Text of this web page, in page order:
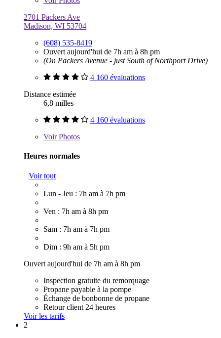
2701 Packers Ave
Madison, WI 53704
(608) 535-8419
Ouvert aujourd'hui de 7h am à 8h pm
(On Packers Avenue - just South of Northport Drive)
4 160 évaluations
Distance estimée
6,8 milles
4 160 évaluations
VoirPhotos
Heures normales
Voir tout
Lun - Jeu : 7h am à 7h pm
Ven : 7h am à 8h pm
Sam : 7h am à 7h pm
Dim : 9h am à 5h pm
Ouvert aujourd'hui de 7h am à 8h pm
Inspection gratuite du remorquage
Propane payable à la pompe
Échange de bonbonne de propane
Retour client 24 heures
Voir les tarifs
2